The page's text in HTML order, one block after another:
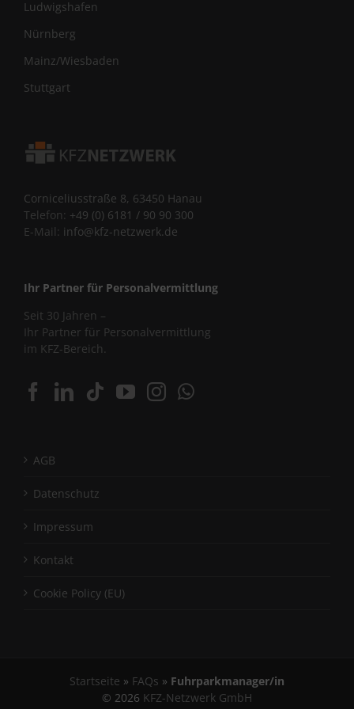
Ludwigshafen
Nürnberg
Mainz/Wiesbaden
Stuttgart
Corniceliusstraße 8, 63450 Hanau
Telefon: +49 (0) 6181 / 90 90 300
E-Mail: info@kfz-netzwerk.de
Ihr Partner für Personalvermittlung
Seit 30 Jahren –
Ihr Partner für Personalvermittlung
im KFZ-Bereich.
AGB
Datenschutz
Impressum
Kontakt
Cookie Policy (EU)
Startseite » FAQs » Fuhrparkmanager/in
© 2026 KFZ-Netzwerk GmbH